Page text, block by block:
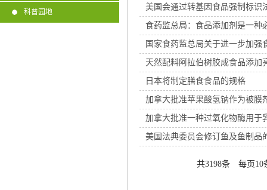
科普园地
美国会通过转基因食品强制标识
食药监总局：食品添加剂是一种
国家食药监总局关于进一步加
天然配料阿拉伯树胶成食品添加
日本将制定膳食食品的规格
加拿大批准苹果酸氢钠作为被膜
加拿大批准一种过氧化物酶用于
美国法典委员会修订鱼及鱼制品
共3198条 每页10